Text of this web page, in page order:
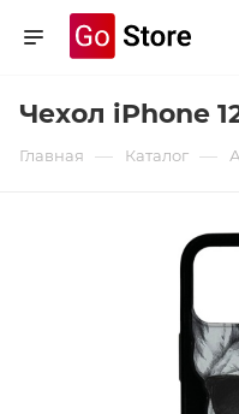
Чехол iPhone
Главная — Каталог —